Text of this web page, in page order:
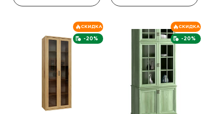
-20%
СКИДКА
-20%
СКИДКА